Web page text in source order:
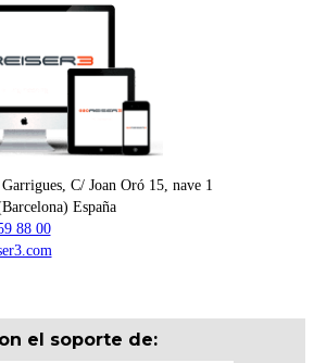
C/ Joan Oró 15, nave 1
Barcelona) España
88 00
el soporte de: